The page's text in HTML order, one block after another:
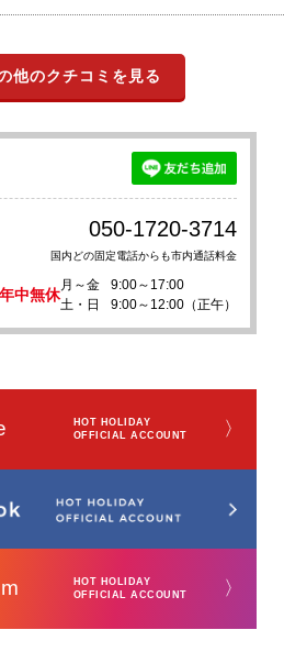
他のクチコミを見る
050-1720-3714
国内どの固定電話からも市内通話料金
年中無休
月～金
9:00～17:00
土・日
9:00～12:00（正午）
HOT HOLIDAY
OFFICIAL ACCOUNT
〉
HOT HOLIDAY
OFFICIAL ACCOUNT
〉